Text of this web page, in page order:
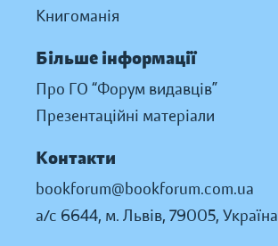
Книгоманія
Більше інформації
Про ГО “Форум видавців”
Презентаційні матеріали
Контакти
bookforum@bookforum.com.ua
а/с 6644, м. Львів, 79005, Україна